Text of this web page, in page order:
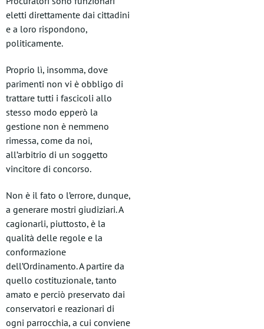
eletti direttamente dai cittadini
e a loro rispondono,
politicamente.
Proprio lì, insomma, dove
parimenti non vi è obbligo di
trattare tutti i fascicoli allo
stesso modo epperò la
gestione non è nemmeno
rimessa, come da noi,
all’arbitrio di un soggetto
vincitore di concorso.
Non è il fato o l’errore, dunque,
a generare mostri giudiziari. A
cagionarli, piuttosto, è la
qualità delle regole e la
conformazione
dell’Ordinamento. A partire da
quello costituzionale, tanto
amato e perciò preservato dai
conservatori e reazionari di
ogni parrocchia, a cui conviene